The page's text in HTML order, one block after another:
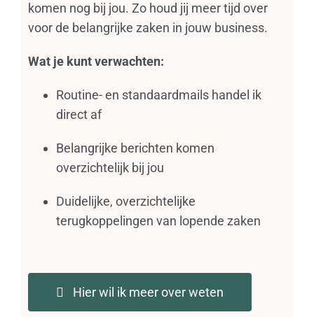
komen nog bij jou. Zo houd jij meer tijd over
voor de belangrijke zaken in jouw business.
Wat je kunt verwachten:
Routine- en standaardmails handel ik
direct af
Belangrijke berichten komen
overzichtelijk bij jou
Duidelijke, overzichtelijke
terugkoppelingen van lopende zaken
Hier wil ik meer over weten